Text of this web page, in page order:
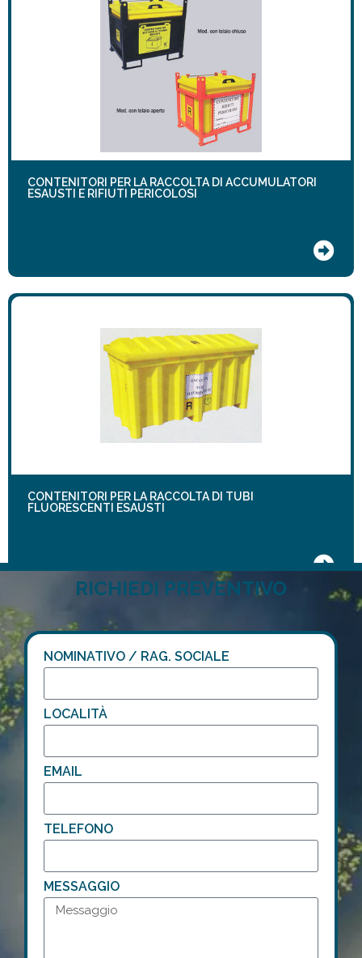
CONTENITORI PER LA RACCOLTA DI ACCUMULATORI
ESAUSTI E RIFIUTI PERICOLOSI
CONTENITORI PER LA RACCOLTA DI TUBI
FLUORESCENTI ESAUSTI
RICHIEDI PREVENTIVO
NOMINATIVO / RAG. SOCIALE
LOCALITÀ
EMAIL
TELEFONO
MESSAGGIO